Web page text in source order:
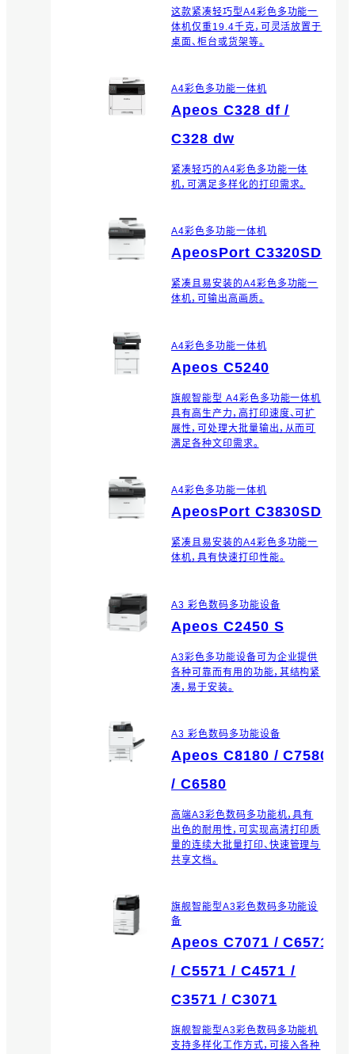
这款紧凑轻巧型A4彩色多功能一
体机仅重19.4千克，可灵活放置于
桌面、柜台或货架等。
A4彩色多功能一体机
Apeos C328 df /
C328 dw
紧凑轻巧的A4彩色多功能一体
机，可满足多样化的打印需求。
A4彩色多功能一体机
ApeosPort C3320SD
紧凑且易安装的A4彩色多功能一
体机，可输出高画质。
A4彩色多功能一体机
Apeos C5240
旗舰智能型 A4彩色多功能一体机
具有高生产力，高打印速度、可扩
展性，可处理大批量输出，从而可
满足各种文印需求。
A4彩色多功能一体机
ApeosPort C3830SD
紧凑且易安装的A4彩色多功能一
体机，具有快速打印性能。
A3 彩色数码多功能设备
Apeos C2450 S
A3彩色多功能设备可为企业提供
各种可靠而有用的功能，其结构紧
凑，易于安装。
A3 彩色数码多功能设备
Apeos C8180 / C7580
/ C6580
高端A3彩色数码多功能机，具有
出色的耐用性，可实现高清打印质
量的连续大批量打印、快速管理与
共享文档。
旗舰智能型A3彩色数码多功能设
备
Apeos C7071 / C6571
/ C5571 / C4571 /
C3571 / C3071
旗舰智能型A3彩色数码多功能机
支持多样化工作方式，可接入各种